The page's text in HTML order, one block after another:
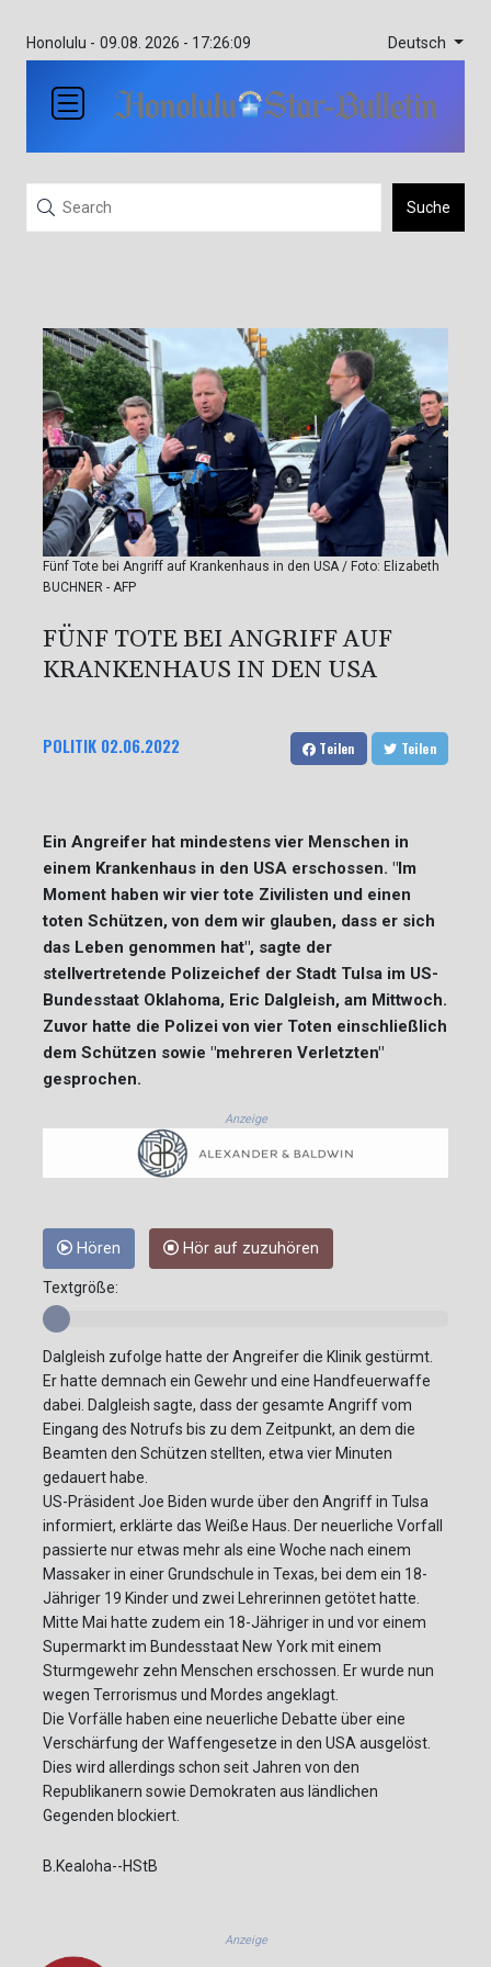
Honolulu - 09.08. 2026 - 17:26:09 Deutsch
Suche
Fünf Tote bei Angriff auf Krankenhaus in den USA / Foto: Elizabeth
BUCHNER - AFP
FÜNF TOTE BEI ANGRIFF AUF
KRANKENHAUS IN DEN USA
POLITIK 02.06.2022 Teilen Teilen
Ein Angreifer hat mindestens vier Menschen in
einem Krankenhaus in den USA erschossen. "Im
Moment haben wir vier tote Zivilisten und einen
toten Schützen, von dem wir glauben, dass er sich
das Leben genommen hat", sagte der
stellvertretende Polizeichef der Stadt Tulsa im US-
Bundesstaat Oklahoma, Eric Dalgleish, am Mittwoch.
Zuvor hatte die Polizei von vier Toten einschließlich
dem Schützen sowie "mehreren Verletzten"
gesprochen.
Anzeige
Hören Hör auf zuzuhören
Textgröße:
Dalgleish zufolge hatte der Angreifer die Klinik gestürmt.
Er hatte demnach ein Gewehr und eine Handfeuerwaffe
dabei. Dalgleish sagte, dass der gesamte Angriff vom
Eingang des Notrufs bis zu dem Zeitpunkt, an dem die
Beamten den Schützen stellten, etwa vier Minuten
gedauert habe.
US-Präsident Joe Biden wurde über den Angriff in Tulsa
informiert, erklärte das Weiße Haus. Der neuerliche Vorfall
passierte nur etwas mehr als eine Woche nach einem
Massaker in einer Grundschule in Texas, bei dem ein 18-
Jähriger 19 Kinder und zwei Lehrerinnen getötet hatte.
Mitte Mai hatte zudem ein 18-Jähriger in und vor einem
Supermarkt im Bundesstaat New York mit einem
Sturmgewehr zehn Menschen erschossen. Er wurde nun
wegen Terrorismus und Mordes angeklagt.
Die Vorfälle haben eine neuerliche Debatte über eine
Verschärfung der Waffengesetze in den USA ausgelöst.
Dies wird allerdings schon seit Jahren von den
Republikanern sowie Demokraten aus ländlichen
Gegenden blockiert.
B.Kealoha--HStB
Anzeige